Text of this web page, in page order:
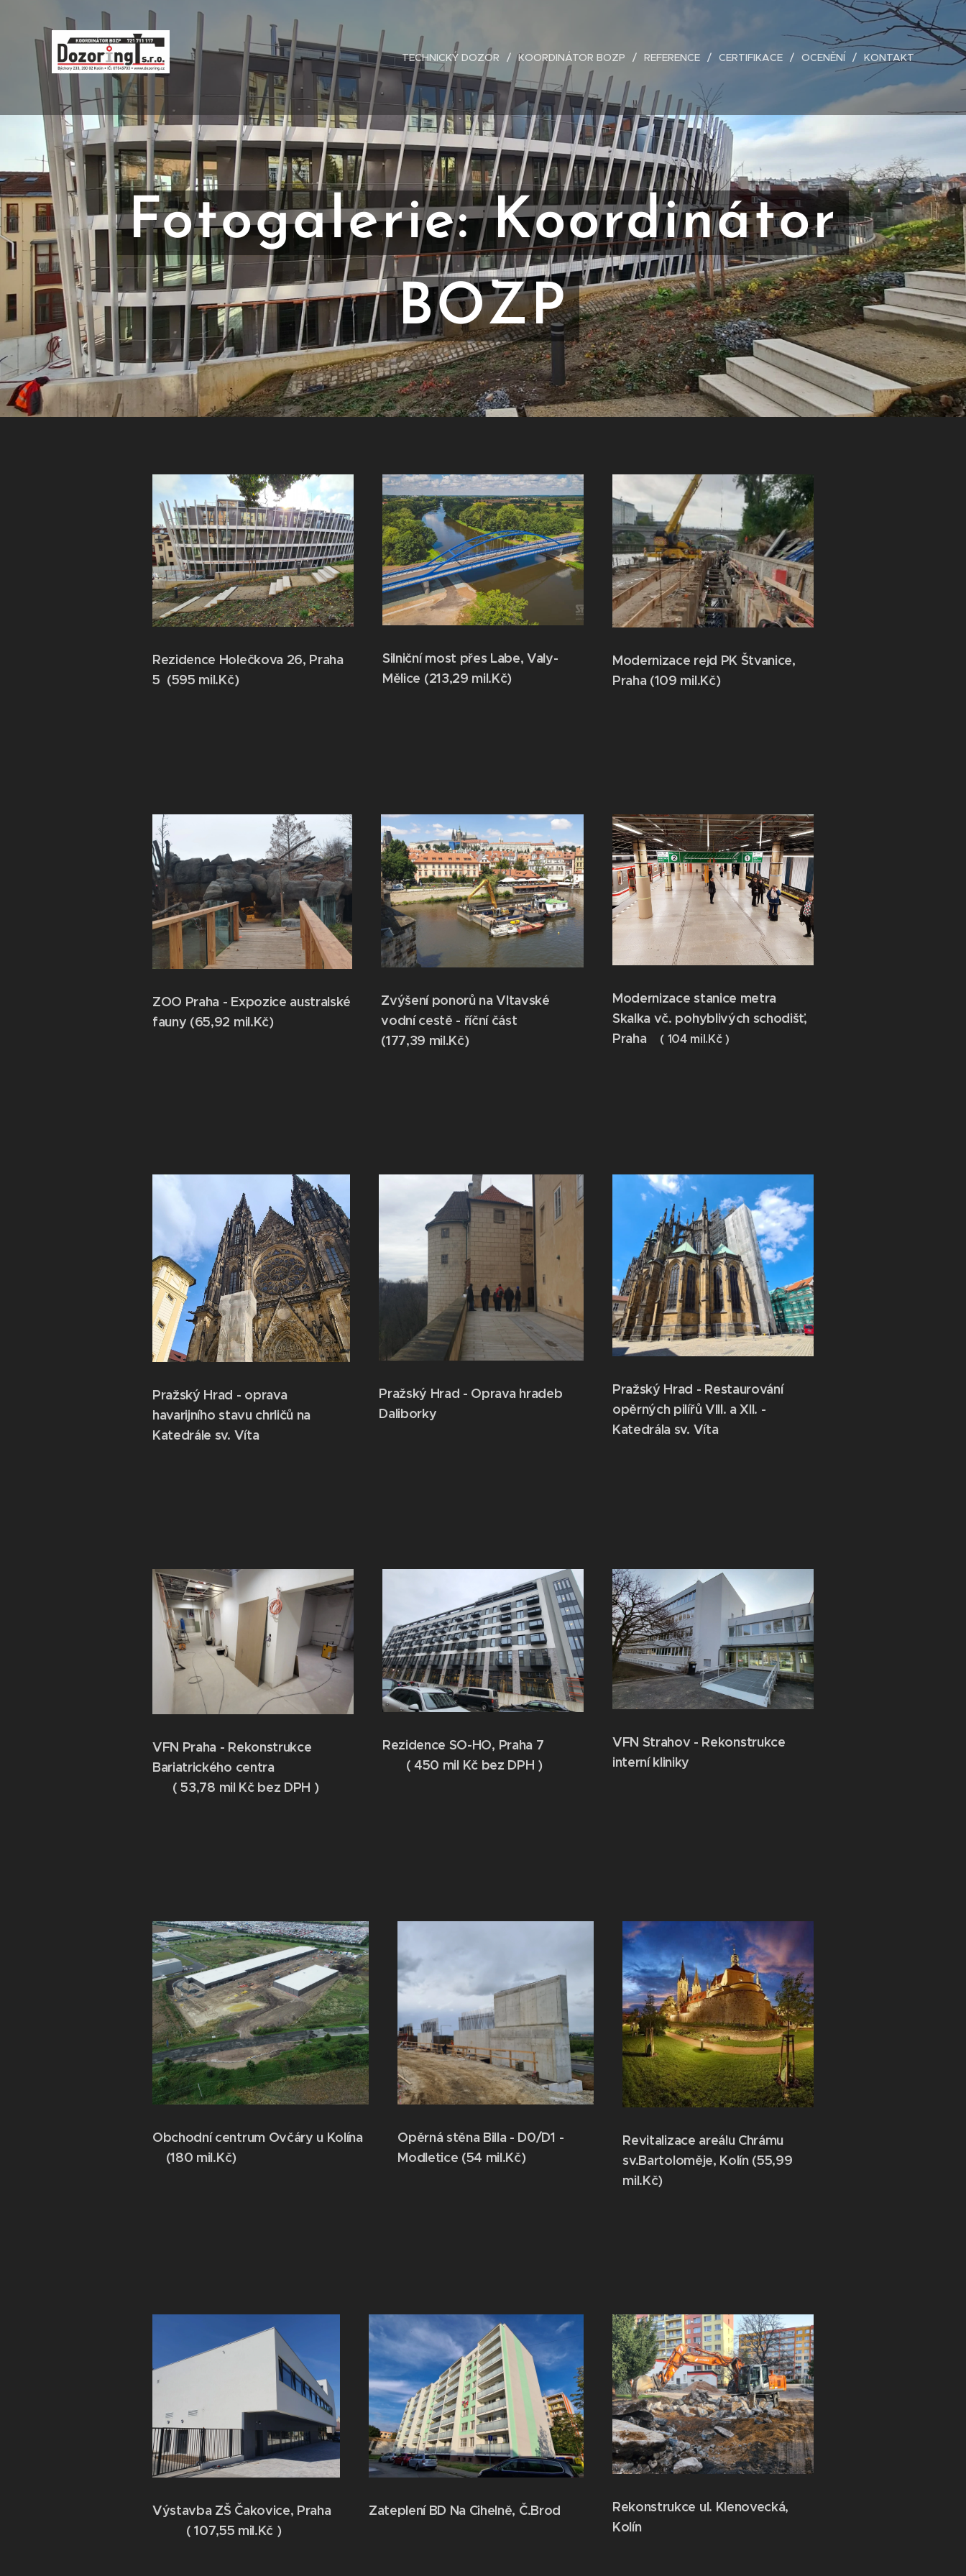
TECHNICKÝ DOZOR KOORDINÁTOR BOZP REFERENCE CERTIFIKACE OCENĚNÍ KONTAKT
Fotogalerie: Koordinátor
BOZP
Rezidence Holečkova 26, Praha
5 (595 mil.Kč)
Silniční most přes Labe, Valy-
Mělice (213,29 mil.Kč)
Modernizace rejd PK Štvanice,
Praha (109 mil.Kč)
ZOO Praha - Expozice australské
fauny (65,92 mil.Kč)
Zvýšení ponorů na Vltavské
vodní cestě - říční část
(177,39 mil.Kč)
Modernizace stanice metra
Skalka vč. pohyblivých schodišť,
Praha ( 104 mil.Kč )
Pražský Hrad - oprava
havarijního stavu chrličů na
Katedrále sv. Víta
Pražský Hrad - Oprava hradeb
Daliborky
Pražský Hrad - Restaurování
opěrných pilířů VIII. a XII. -
Katedrála sv. Víta
VFN Praha - Rekonstrukce
Bariatrického centra
( 53,78 mil Kč bez DPH )
Rezidence SO-HO, Praha 7
( 450 mil Kč bez DPH )
VFN Strahov - Rekonstrukce
interní kliniky
Obchodní centrum Ovčáry u Kolína
(180 mil.Kč)
Opěrná stěna Billa - D0/D1 -
Modletice (54 mil.Kč)
Revitalizace areálu Chrámu
sv.Bartoloměje, Kolín (55,99
mil.Kč)
Výstavba ZŠ Čakovice, Praha
( 107,55 mil.Kč )
Zateplení BD Na Cihelně, Č.Brod
Rekonstrukce ul. Klenovecká,
Kolín